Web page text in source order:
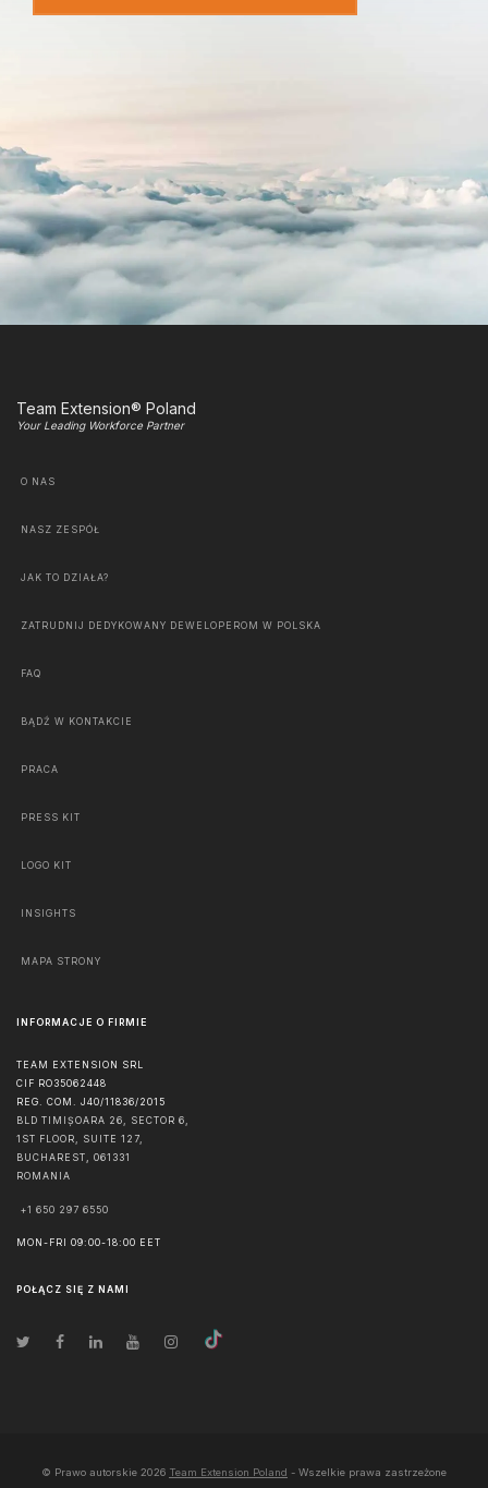
Team Extension® Poland
Your Leading Workforce Partner
O NAS
NASZ ZESPÓŁ
JAK TO DZIAŁA?
ZATRUDNIJ DEDYKOWANY DEWELOPEROM W POLSKA
FAQ
BĄDŹ W KONTAKCIE
PRACA
PRESS KIT
LOGO KIT
INSIGHTS
MAPA STRONY
INFORMACJE O FIRMIE
TEAM EXTENSION SRL
CIF RO35062448
REG. COM. J40/11836/2015
BLD TIMIȘOARA 26, SECTOR 6,
1ST FLOOR, SUITE 127,
BUCHAREST, 061331
ROMANIA
+1 650 297 6550
MON-FRI 09:00-18:00 EET
POŁĄCZ SIĘ Z NAMI
© Prawo autorskie 2026 Team Extension Poland - Wszelkie prawa zastrzeżone